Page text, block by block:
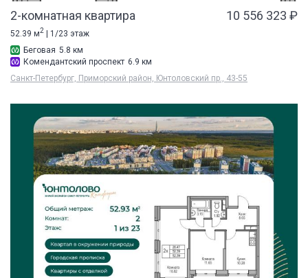
2-комнатная квартира 10 556 323 ₽
52.39 м2 | 1/23 этаж
Беговая 5.8 км
Комендантский проспект 6.9 км
Санкт-Петербург, Приморский район, Юнтоловский пр., 43-55